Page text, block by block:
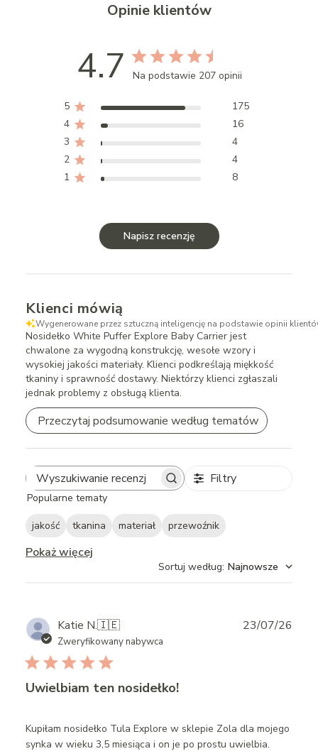
Opinie klientów
4.7 Na podstawie 207 opinii
5
175
4
16
3
4
2
4
1
8
Napisz recenzję
Klienci mówią
Wygenerowane przez sztuczną inteligencję na podstawie opinii
Nosidełko White Puffer Explore Baby Carrier jest
chwalone za wygodną konstrukcję, wesołe wzory i
wysokiej jakości materiały. Klienci podkreślają miękkość
tkaniny i sprawność dostawy. Niektórzy klienci zgłaszali
jednak problemy z obsługą klienta.
Przeczytaj podsumowanie według tematów
Search
reviews
Filtry
Popularne tematy
jakość tkanina materiał przewoźnik
Pokaż więcej
Sortuj według: Najnowsze
Katie N.🇮🇪
Zweryfikowany nabywca
Uwielbiam ten nosidełko!
Kupiłam nosidełko Tula Explore w sklepie Zola dla mojego
synka w wieku 3,5 miesiąca i on je po prostu uwielbia.
23/07/26